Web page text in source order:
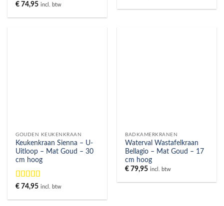
€ 74,95 incl. btw
GOUDEN KEUKENKRAAN
Keukenkraan Sienna – U-
Uitloop – Mat Goud – 30
cm hoog
Gewaardeerd
€ 74,95 incl. btw
BADKAMERKRANEN
Waterval Wastafelkraan
Bellagio – Mat Goud – 17
cm hoog
€ 79,95 incl. btw